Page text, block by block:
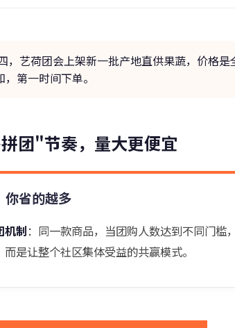
，艺荷团会上架新一批产地直供果蔬，价格是
第一时间下单。
团"节奏，量大更便宜
你省的越多
机制：同一款商品，当团购人数达到不同门槛
是让整个社区集体受益的共赢模式。